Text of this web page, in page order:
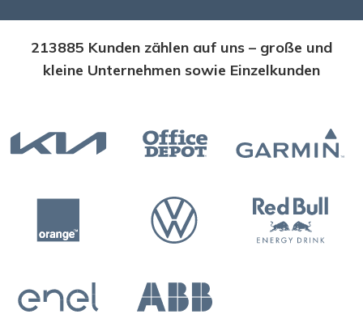
213885 Kunden zählen auf uns – große und
kleine Unternehmen sowie Einzelkunden